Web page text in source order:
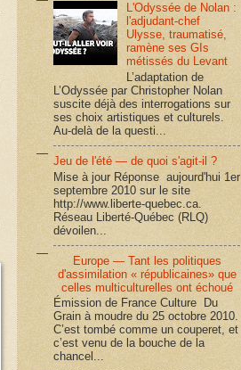
L'Odyssée de Nolan :
l'adjudant-chef
Ulysse, traumatisé,
ramène ses GIs
métissés du Levant
L’adaptation de
L’Odyssée par Christopher Nolan
suscite déjà des interrogations sur
ses choix artistiques et culturels.
Au-delà de la questi...
Jeu de l'été — de quoi s'agit-il ?
Mise à jour Réponse aujourd'hui 1er
septembre 2010 sur le site
http://www.liberte-quebec.ca.
Réseau Liberté-Québec (RLQ)
dévoilen...
Europe — Tant les politiques
d'assimilation « républicaines» que
celles multiculturelles ont échoué
Émission de France Culture Du
Grain à moudre du 25 octobre 2010.
C’est tombé comme un couperet, et
c’est venu de la bouche de la
chancel...